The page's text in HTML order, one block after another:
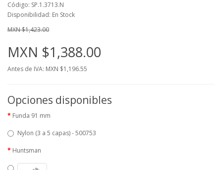
Código: SP.1.3713.N
Disponibilidad: En Stock
MXN $1,423.00
MXN $1,388.00
Antes de IVA: MXN $1,196.55
Opciones disponibles
Funda 91 mm
Nylon (3 a 5 capas) - 500753
Huntsman